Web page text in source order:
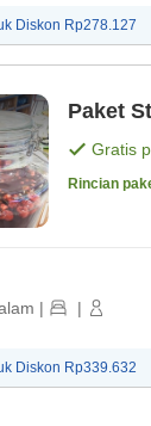
Diskon Rp278.127
Paket
Gratis
Rincian
| |
Diskon Rp339.632